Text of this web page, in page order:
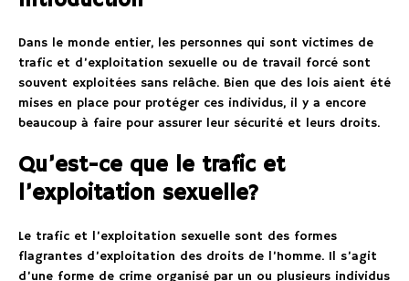
Dans le monde entier, les personnes qui sont victimes de
trafic et d’exploitation sexuelle ou de travail forcé sont
souvent exploitées sans relâche. Bien que des lois aient été
mises en place pour protéger ces individus, il y a encore
beaucoup à faire pour assurer leur sécurité et leurs droits.
Qu’est-ce que le trafic et
l’exploitation sexuelle?
Le trafic et l’exploitation sexuelle sont des formes
flagrantes d’exploitation des droits de l’homme. Il s’agit
d’une forme de crime organisé par un ou plusieurs individus